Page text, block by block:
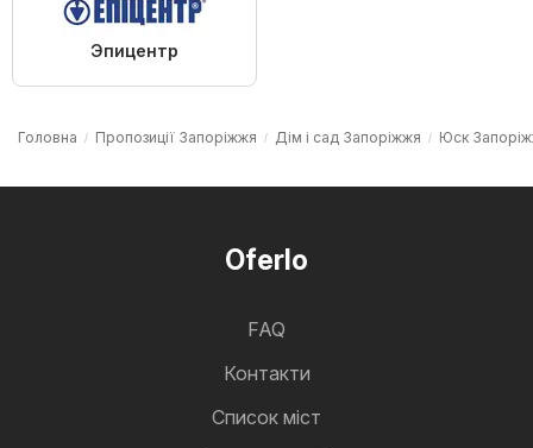
Эпицентр
Головна Пропозиції Запоріжжя Дім і сад Запоріжжя Юск
Oferlo
FAQ
Контакти
Cписок міст